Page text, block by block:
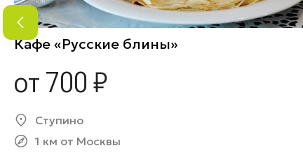
Кафе «Русские блины»
от 700 ₽
Ступино
1 км от Москвы